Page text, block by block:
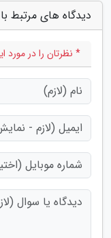
دیدگاه های مرتبط
* نظرتان را در مورد